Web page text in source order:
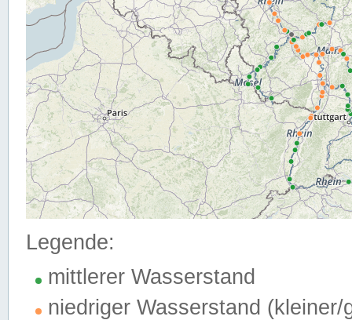
Legende:
mittlerer Wasserstand
niedriger Wasserstand (kleiner/